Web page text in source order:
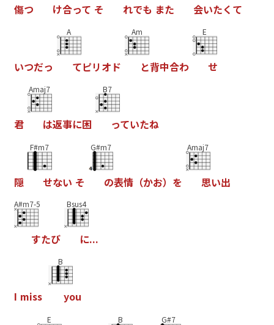
傷つ け合って そ れでも また 会いたく て
いつだっ
A
てピリオ ド
Am
と背中合わ
E
せ
君
Amaj7
は返事に困
B7
っていたね
隠
F#m7
せない そ
G#m7
の表情（かお） を
Amaj7
思い出
A#m7-5
すたび
Bsus4
に...
I miss
B
you
E B G#7